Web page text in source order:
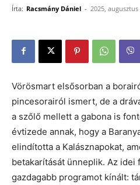
Írta: Racsmány Dániel - 2025, augusztus
Vörösmart elsősorban a
pincesorairól ismert, de a
a szőlő mellett a gabona is
évtizede annak, hogy a
elindította a Kalásznapokat,
betakarítását ünneplik. Az
gazdagabb programot kínált: